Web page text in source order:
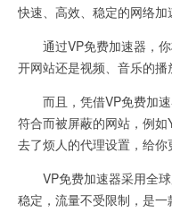
快速、高效、稳定的网络加
通过VP免费加速器，你
开网站还是视频、音乐的播
而且，凭借VP免费加速
符合而被屏蔽的网站，例
去了烦人的代理设置，给你
VP免费加速器采用全球
稳定，流量不受限制，是一